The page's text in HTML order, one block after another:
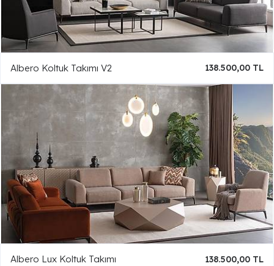
Albero Koltuk Takımı V2 138.500,00 TL
Albero Lux Koltuk Takımı 138.500,00 TL